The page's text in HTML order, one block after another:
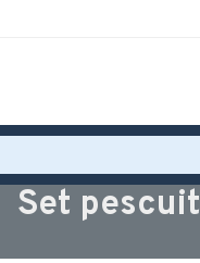
Set pescuit